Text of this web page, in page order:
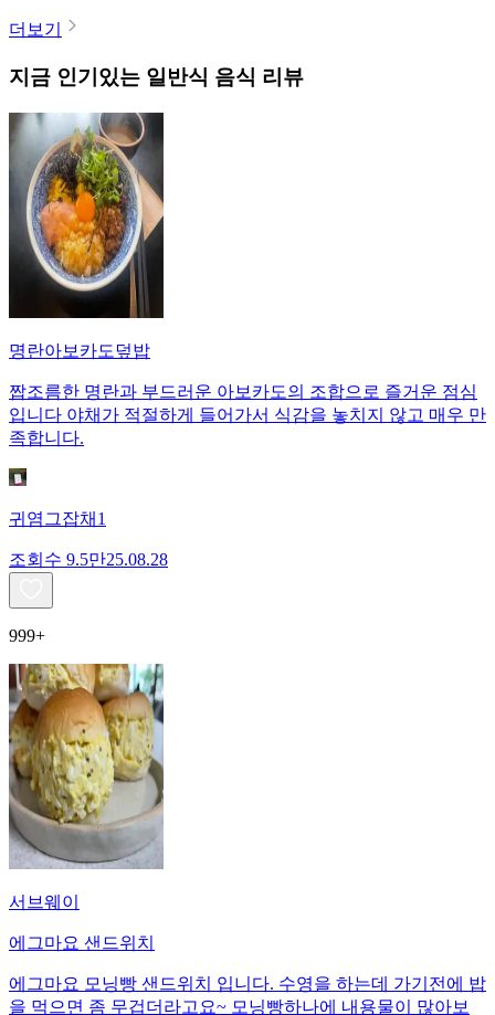
더보기
지금 인기있는 일반식 음식 리뷰
명란아보카도덮밥
짭조름한 명란과 부드러운 아보카도의 조합으로 즐거운 점심
입니다 야채가 적절하게 들어가서 식감을 놓치지 않고 매우 만
족합니다.
귀염그잡채1
조회수 9.5만25.08.28
999+
서브웨이
에그마요 샌드위치
에그마요 모닝빵 샌드위치 입니다. 수영을 하는데 가기전에 밥
을 먹으면 좀 무겁더라고요~ 모닝빵하나에 내용물이 많아보